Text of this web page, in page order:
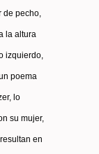
pecho,
altura
poema
lo
su mujer,
en